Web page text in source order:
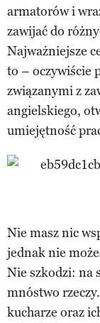
armatorów i
zawijać do
Najważniejsze
to – oczywiście
związanymi z
angielskiego,
umiejętność
Nie masz nic
jednak nie
Nie szkodzi: na
mnóstwo
kucharze oraz